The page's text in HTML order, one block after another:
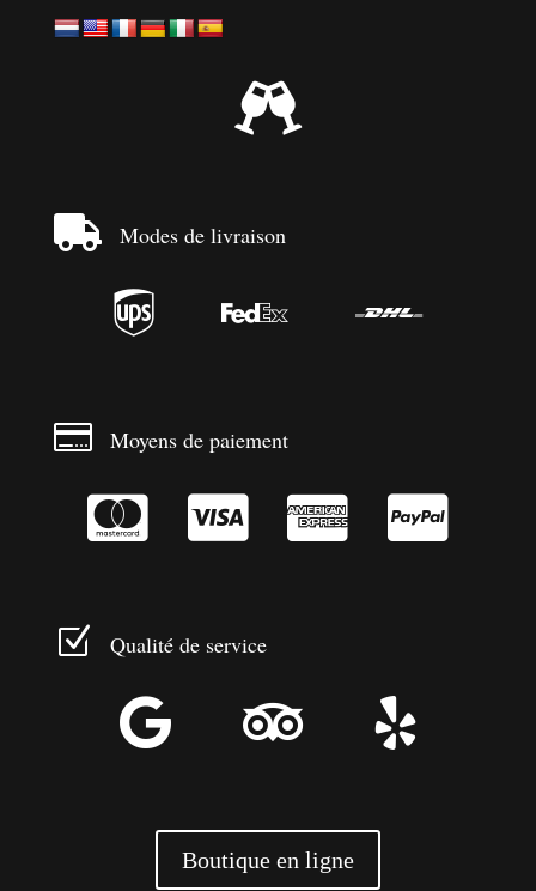

 Modes de livraison
  
 Moyens de paiement
   
Z Qualité de service
  
Boutique en ligne